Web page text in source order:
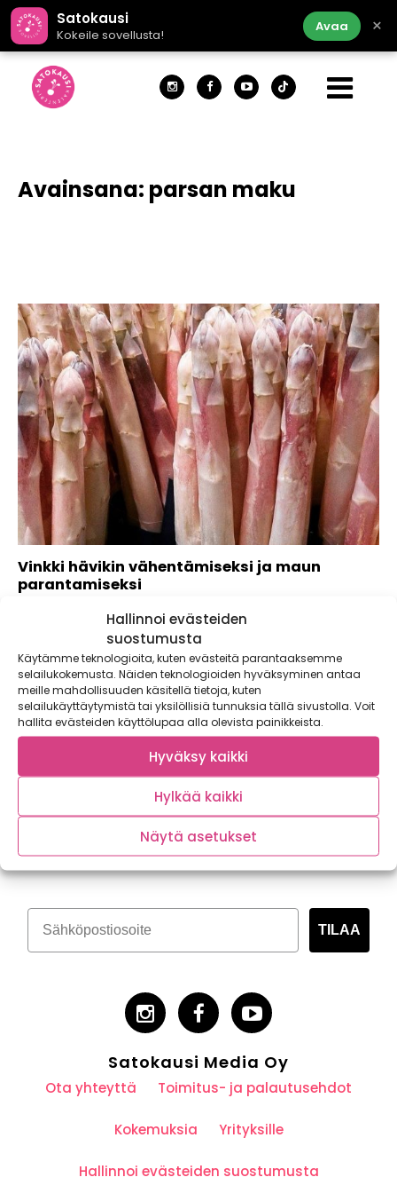
Hallinnoi evästeiden
suostumusta
Käytämme teknologioita, kuten evästeitä parantaaksemme
selailukokemusta. Näiden teknologioiden hyväksyminen antaa
meille mahdollisuuden käsitellä tietoja, kuten
selailukäyttäytymistä tai yksilöllisiä tunnuksia tällä sivustolla. Voit
hallita evästeiden käyttölupaa alla olevista painikkeista.
Hyväksy kaikki
Hylkää kaikki
Näytä asetukset
Satokausi
Kokeile sovellusta!
Avaa ×
Avainsana: parsan maku
Vinkki hävikin vähentämiseksi ja maun
parantamiseksi
Kaikkien tuntema sesonkiherkku parsa on yksi herkimmistä
kasviksista. Yksi keino estää ruokahävikkiä syntymystä on...
Tilaa kasvispitoinen uutiskirje
TILAA
Satokausi Media Oy
Ota yhteyttä Toimitus- ja palautusehdot
Kokemuksia Yrityksille
Hallinnoi evästeiden suostumusta